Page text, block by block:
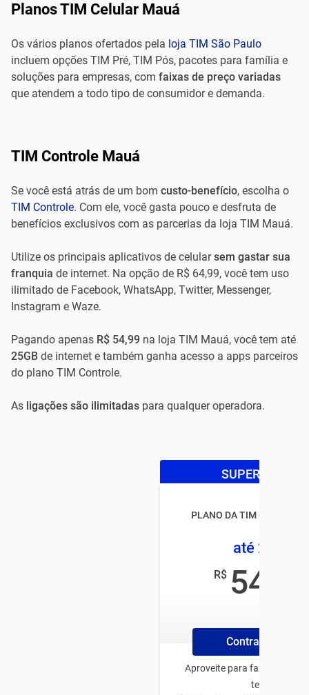
Planos TIM Celular Mauá
Os vários planos ofertados pela loja TIM São Paulo
incluem opções TIM Pré, TIM Pós, pacotes para família e
soluções para empresas, com faixas de preço variadas
que atendem a todo tipo de consumidor e demanda.
TIM Controle Mauá
Se você está atrás de um bom custo-benefício, escolha o
TIM Controle. Com ele, você gasta pouco e desfruta de
benefícios exclusivos com as parcerias da loja TIM Mauá.
Utilize os principais aplicativos de celularsem gastar sua
franquia de internet. Na opção de R$ 64,99, você tem uso
ilimitado de Facebook, WhatsApp, Twitter, Messenger,
Instagram e Waze.
Pagando apenas R$ 54,99 na loja TIM Mauá, você tem até
25GB de internet e também ganha acesso a apps parceiros
do plano TIM Controle.
As ligações são ilimitadas para qualquer operadora.
SUPER OFERTA
PLANO DA TIM
até 25GB
R$ 54
Contrate Online
Aproveite para fazer o plano
tenha: